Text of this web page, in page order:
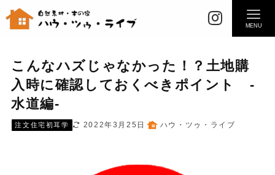
MENU
こんなハズじゃなかった！？土地購
入時に確認しておくべきポイント -
水道編-
注文住宅初耳学 2022年3月25日 ハウ・ツゥ・ライブ